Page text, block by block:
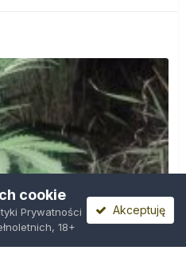
cookie
Prywatności
18+
Akceptuję